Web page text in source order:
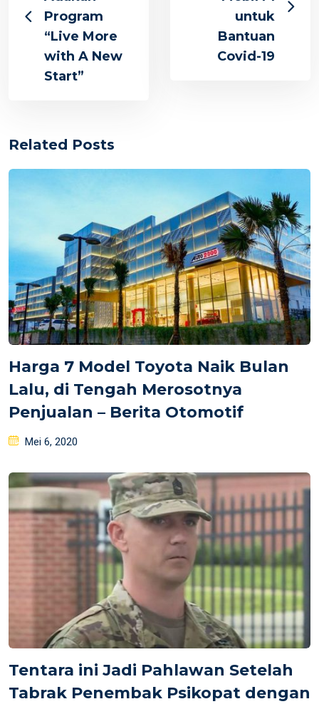
Program
“Live More
with A New
Start”
untuk
Bantuan
Covid-19
Related Posts
Harga 7 Model Toyota Naik Bulan
Lalu, di Tengah Merosotnya
Penjualan – Berita Otomotif
Posted
Mei 6, 2020
Tentara ini Jadi Pahlawan Setelah
Tabrak Penembak Psikopat dengan